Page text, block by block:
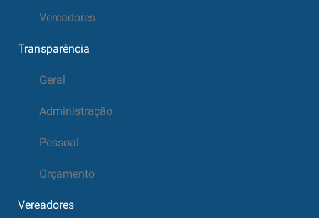
Vereadores
Transparência
Geral
Administração
Pessoal
Orçamento
Vereadores